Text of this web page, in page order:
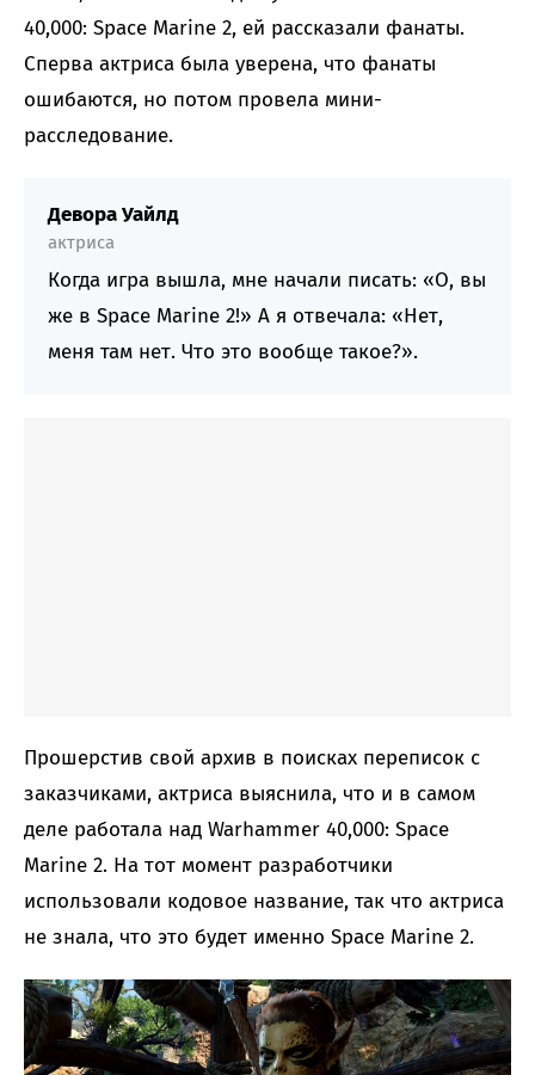
40,000: Space Marine 2, ей рассказали фанаты.
Сперва актриса была уверена, что фанаты
ошибаются, но потом провела мини-
расследование.
Девора Уайлд
актриса
Когда игра вышла, мне начали писать: «О, вы
же в Space Marine 2!» А я отвечала: «Нет,
меня там нет. Что это вообще такое?».
Прошерстив свой архив в поисках переписок с
заказчиками, актриса выяснила, что и в самом
деле работала над Warhammer 40,000: Space
Marine 2. На тот момент разработчики
использовали кодовое название, так что актриса
не знала, что это будет именно Space Marine 2.